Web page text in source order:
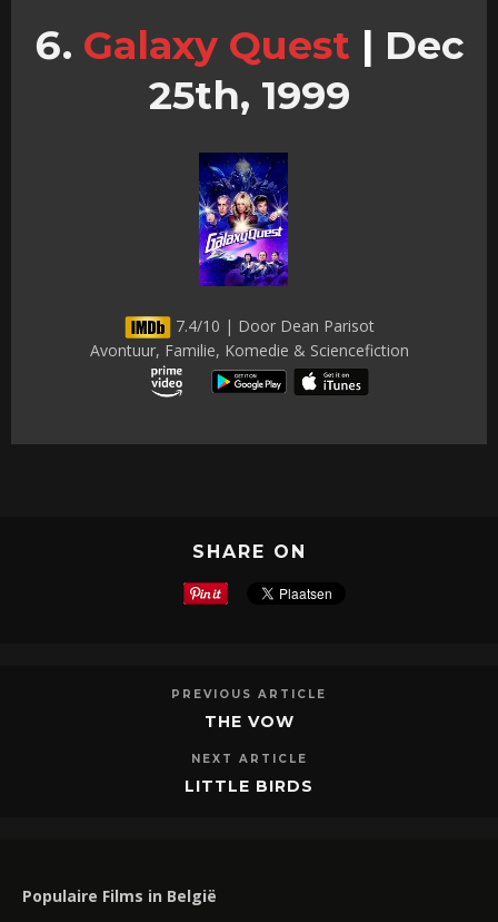
Galaxy Quest | Dec
25th, 1999
7.4/10 | Door Dean Parisot
Avontuur, Familie, Komedie & Sciencefiction
SHARE ON
PREVIOUS ARTICLE
THE VOW
NEXT ARTICLE
LITTLE BIRDS
Populaire Films in België